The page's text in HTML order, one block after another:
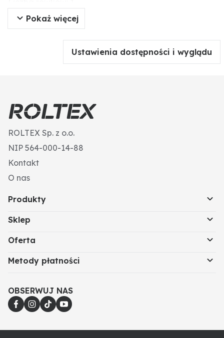
Napięcie nominalne (V): 24
Czynnik chłodniczy: R 134a
Pokaż więcej
Ustawienia dostępności i wyglądu
ROLTEX Sp. z o.o.
NIP 564-000-14-88
Kontakt
O nas
Produkty
Sklep
Oferta
Metody płatności
OBSERWUJ NAS